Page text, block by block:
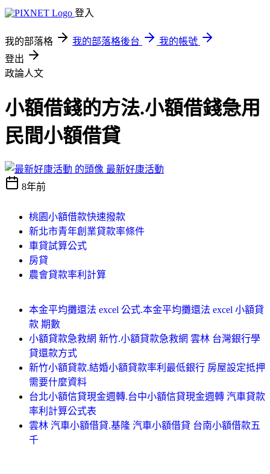
登入
我的部落格 我的部落格後台
我的帳號
登出
政論人文
小額借錢的方法.小額借錢急用
民間小額借貸
最新好康活動
8年前
桃園小額借款快速撥款
新北市青年創業貸款率條件
車貸試算公式
房貸
農會貸款率利計算
本金平均攤還法 excel 公式.本金平均攤還法 excel 小額貸
款 期數
小額貸款急救網 新竹.小額貸款急救網 雲林 台灣銀行學
貸還款方式
新竹小額貸款.結婚小額貸款率利最低銀行 房屋設定抵押
需要什麼資料
台北小額信貸現金週轉.台中小額信貸現金週轉 汽車貸款
率利計算公式表
雲林 汽車小額借貸.基隆 汽車小額借貸 台南小額借款五
千